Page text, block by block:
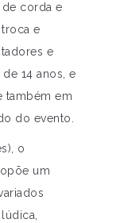
corda e
e
e
14 anos, e
também em
do evento.
o
um